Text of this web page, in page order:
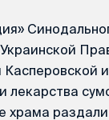
Касперовской
храма